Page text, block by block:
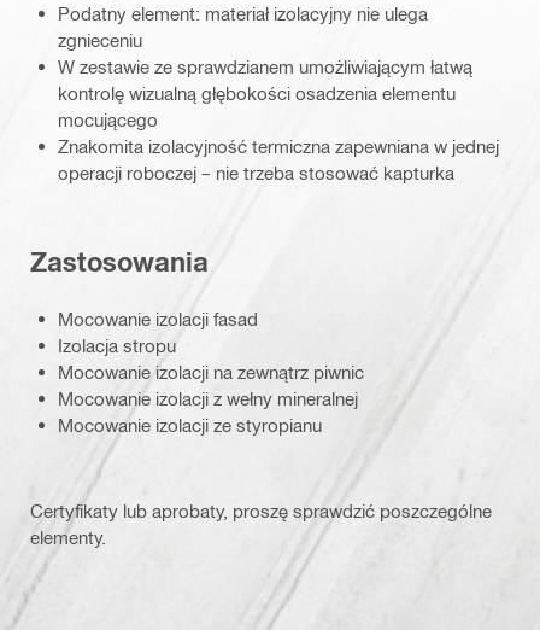
Podatny element: materiał izolacyjny nie ulega
zgnieceniu
W zestawie ze sprawdzianem umożliwiającym łatwą
kontrolę wizualną głębokości osadzenia elementu
mocującego
Znakomita izolacyjność termiczna zapewniana w jednej
operacji roboczej – nie trzeba stosować kapturka
Zastosowania
Mocowanie izolacji fasad
Izolacja stropu
Mocowanie izolacji na zewnątrz piwnic
Mocowanie izolacji z wełny mineralnej
Mocowanie izolacji ze styropianu
Certyfikaty lub aprobaty, proszę sprawdzić poszczególne
elementy.